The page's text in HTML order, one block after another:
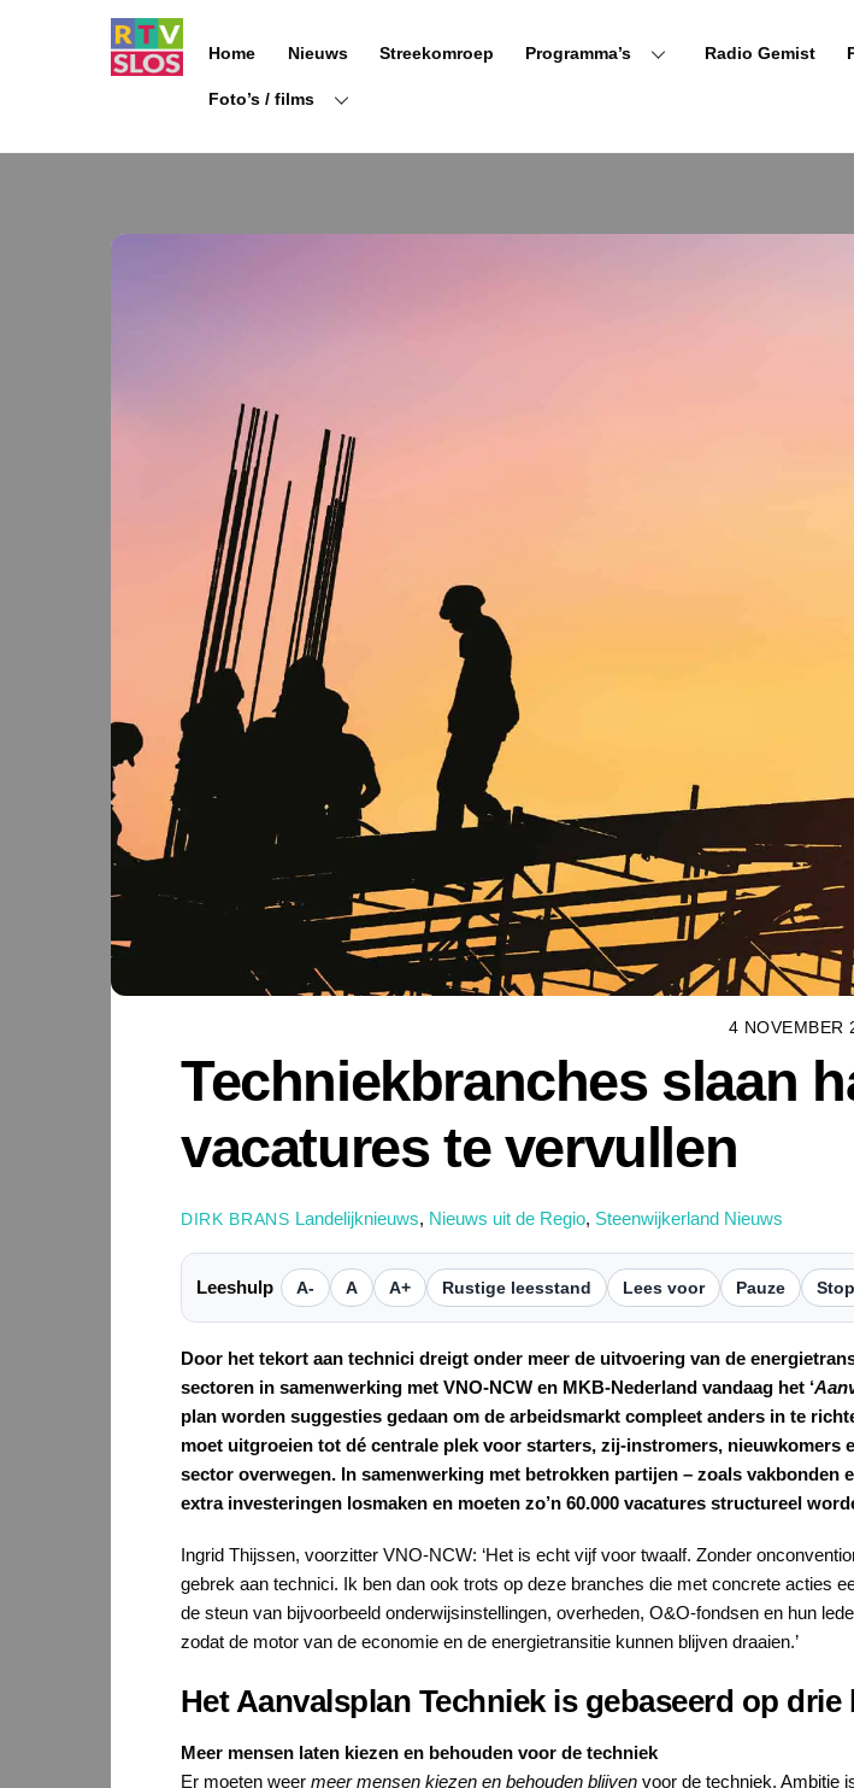
Home Nieuws Streekomroep Programma’s Radio Gemist
Foto’s / films
4 NOVEMBER
Techniekbranches slaan
vacatures te vervullen
DIRK BRANS Landelijknieuws, Nieuws uit de Regio, Steenwijkerland Nieuws
Leeshulp A- A A+ Rustige leesstand Lees voor Pauze Stop
Door het tekort aan technici dreigt onder meer de uitvoering van de
sectoren in samenwerking met VNO-NCW en MKB-Nederland vandaag het ‘
plan worden suggesties gedaan om de arbeidsmarkt compleet anders in te
moet uitgroeien tot dé centrale plek voor starters, zij-instromers, nieuwkomers
sector overwegen. In samenwerking met betrokken partijen – zoals vakbonden
extra investeringen losmaken en moeten zo’n 60.000 vacatures structureel
Ingrid Thijssen, voorzitter VNO-NCW: ‘Het is echt vijf voor twaalf. Zonder
gebrek aan technici. Ik ben dan ook trots op deze branches die met concrete acties
de steun van bijvoorbeeld onderwijsinstellingen, overheden, O&O-fondsen en hun
zodat de motor van de economie en de energietransitie kunnen blijven draaien.’
Het Aanvalsplan Techniek is gebaseerd op
Meer mensen laten kiezen en behouden voor de techniek
Er moeten weer meer mensen kiezen en behouden blijven voor de techniek. Ambitie